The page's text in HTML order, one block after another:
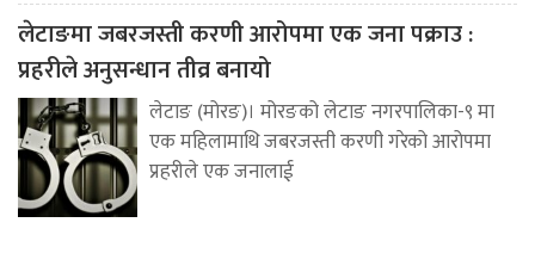
लेटाङमा जबरजस्ती करणी आरोपमा एक जना पक्राउ :
प्रहरीले अनुसन्धान तीव्र बनायो
लेटाङ (मोरङ)। मोरङको लेटाङ नगरपालिका-९ मा
एक महिलामाथि जबरजस्ती करणी गरेको आरोपमा
प्रहरीले एक जनालाई